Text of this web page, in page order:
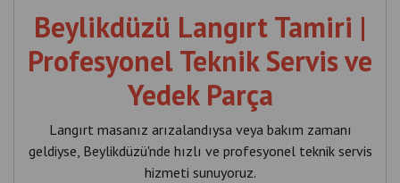
Beylikdüzü Langırt Tamiri |
Profesyonel Teknik Servis ve
Yedek Parça
Langırt masanız arızalandıysa veya bakım zamanı
geldiyse, Beylikdüzü'nde hızlı ve profesyonel teknik servis
hizmeti sunuyoruz.